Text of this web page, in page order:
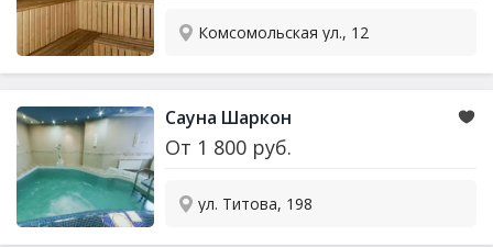
Комсомольская ул., 12
Сауна Шаркон
От 1 800 руб.
ул. Титова, 198